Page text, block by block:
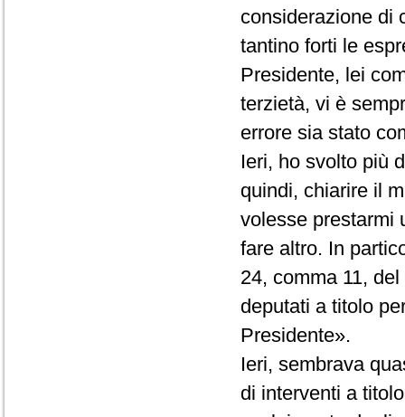
considerazione di
tantino forti le
Presidente, lei
terzietà, vi è
errore sia stato
Ieri, ho svolto più
quindi, chiarire il
volesse prestarmi
fare altro. In
24, comma 11,
deputati a titolo
Presidente».
Ieri, sembrava
di interventi a